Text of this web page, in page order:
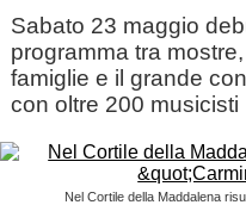
Sabato 23 maggio
programma tra
famiglie e il grande
con oltre 200 musicisti
Nel Cortile della Maddalena